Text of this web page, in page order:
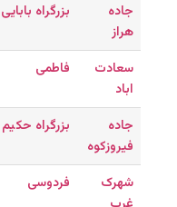
جاده
هراز
بزرگراه بابایی
سعادت
اباد
فاطمی
جاده
فیروزکوه
بزرگراه حکیم
شهرک
فردوسی